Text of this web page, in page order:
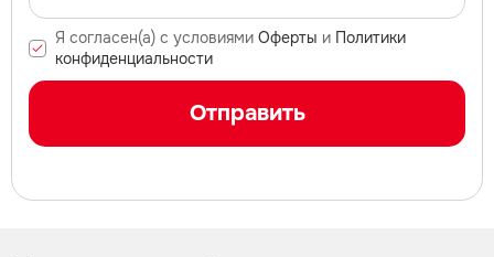
Я согласен(а) с условиями Оферты и Политики
конфиденциальности
Отправить